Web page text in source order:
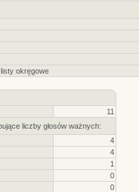
okręgowe
11
liczby głosów ważnych:
4
4
1
0
0